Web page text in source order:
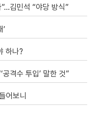
김민석 “야당 방식”
하나?
공격수 투입’ 말한 것”
어보니